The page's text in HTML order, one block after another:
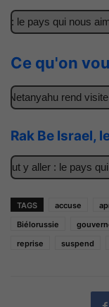
pays qui nous aime
Ce qu'on
rend visite
Rak Be Israel,
y aller : le pays qui
TAGS accuse
Biélorussie
reprise
suspend